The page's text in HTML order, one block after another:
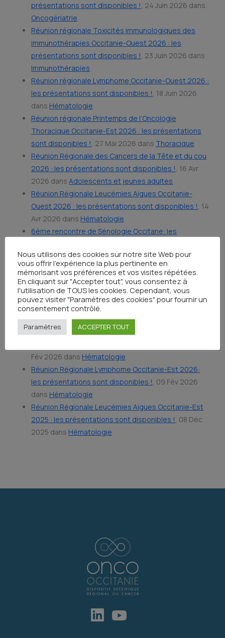
présentations sont disponibles !, 24 Juin 2026 dans
Oncogériatrie
Réunion régionale Toxicités immunologiques des
immunothérapies Occitanie-Ouest 2026 : les
présentations sont disponibles !, 23 Juin 2026 dans
Immunothérapies
Réunion régionale Lymphome Occitanie-Ouest 2026 :
les présentations sont disponibles !, 18 Juin 2026
dans Hématologie
Réunion régionale Printemps de l’Oncologie
Thoracique Occitanie-Est 2026 : les présentations
sont disponibles !, 27 Mai 2026 dans Thoracique
Réunion Régionale des Cancers de la Tête et du cou
2026 : les présentations sont disponibles !, 16 Avr
2026 dans Adolescents et jeunes adultes
Réunion Régionale Leucémies Aigues Occitanie-
Ouest 2026 : les présentations sont disponibles !, 14
Avr 2026 dans Hématologie
6ème rencontre de Sénologie Occitane: les
Sénologie
Réunion Régionale Urologie 2026: les présentations
sont disponibles !, 25 Mar 2026 dansUrologie
Réunion Régionale Onco Sexualité 2026: les
présentations sont disponibles !
, 23 Mar 2026 dans
Oncosexualité
Réunion Régionale SMD/LMMC/VEXAS Occitanie-
Fév 2026 dans Hématologie
Réunion Régionale Lymphome Occitanie-Est 2026:
les présentations sont disponibles !, 09 Fév 2026
dans Hématologie
Réunion Régionale Leucémies Aigues Occitanie-Est
2025 : les présentations sont disponibles !, 08 Déc
2025 dans Hématologie
Nous utilisons des cookies sur notre site Web pour
vous offrir l'expérience la plus pertinente en
mémorisant vos préférences et vos visites répétées.
En cliquant sur "Accepter tout", vous consentez à
l'utilisation de TOUS les cookies. Cependant, vous
pouvez visiter "Paramètres des cookies" pour fournir un
consentement contrôlé.
Paramètres ACCEPTER TOUT